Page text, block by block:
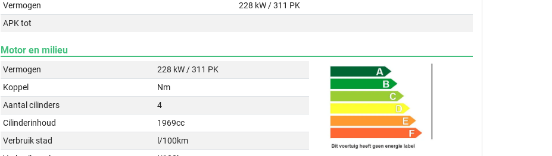
Vermogen
228 kW / 311 PK
APK tot
Motor en milieu
Vermogen
228 kW / 311 PK
Koppel
Nm
Aantal cilinders
4
Cilinderinhoud
1969cc
Verbruik stad
l/100km